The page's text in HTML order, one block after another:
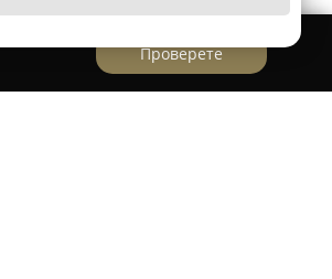
Проверете